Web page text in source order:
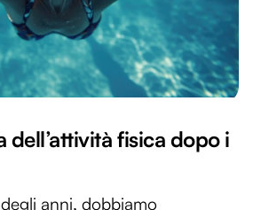
dell’attività fisica dopo i
anni, dobbiamo